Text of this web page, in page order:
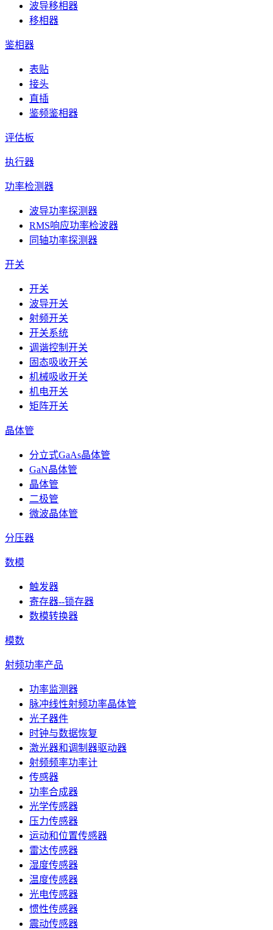
波导移相器
移相器
鉴相器
表贴
接头
直插
鉴频鉴相器
评估板
执行器
功率检测器
波导功率探测器
RMS响应功率检波器
同轴功率探测器
开关
开关
波导开关
射频开关
开关系统
调谐控制开关
固态吸收开关
机械吸收开关
机电开关
矩阵开关
晶体管
分立式GaAs晶体管
GaN晶体管
晶体管
二极管
微波晶体管
分压器
数模
触发器
寄存器--锁存器
数模转换器
模数
射频功率产品
功率监测器
脉冲线性射频功率晶体管
光子器件
时钟与数据恢复
激光器和调制器驱动器
射频频率功率计
传感器
功率合成器
光学传感器
压力传感器
运动和位置传感器
雷达传感器
湿度传感器
温度传感器
光电传感器
惯性传感器
震动传感器